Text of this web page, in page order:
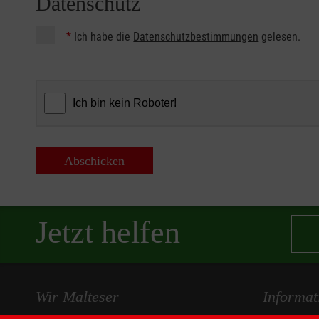
* Ich habe die Datenschutzbestimmungen gelesen.
Abschicken
Jetzt helfen
Wir Malteser